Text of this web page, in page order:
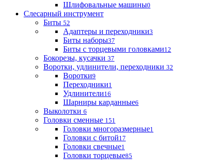
Шлифовальные машины0
Слесарный инструмент
Биты 52
Адаптеры и переходники3
Биты наборы37
Биты с торцевыми головками12
Бокорезы, кусачки 37
Воротки, удлинители, переходники 32
Воротки9
Переходники1
Удлинители16
Шарниры карданные6
Выколотки 6
Головки сменные 151
Головки многоразмерные1
Головки с битой17
Головки свечные1
Головки торцевые85